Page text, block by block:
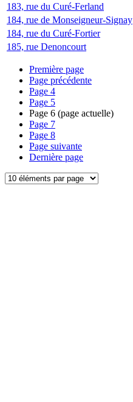
183, rue du Curé-Ferland
184, rue de Monseigneur-Signay
184, rue du Curé-Fortier
185, rue Denoncourt
Première page
Page précédente
Page 4
Page 5
Page 6 (page actuelle)
Page 7
Page 8
Page suivante
Dernière page